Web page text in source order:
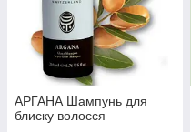
АРГАНА Шампунь для
блиску волосся